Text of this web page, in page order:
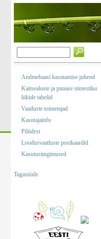
Andmebaasi kasutamise juhend
Kaitsealuste ja punase nimestiku
liikide tabelid
Vaatluste toimetajad
Kasutajainfo
Piltidest
Loodusvaatluste postkaardid
Kasutustingimused
Tagasiside